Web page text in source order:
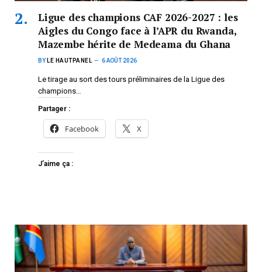
Ligue des champions CAF 2026-2027 : les
Aigles du Congo face à l’APR du Rwanda,
Mazembe hérite de Medeama du Ghana
BY LE HAUTPANEL 6 AOÛT 2026
Le tirage au sort des tours préliminaires de la Ligue des
champions…
Partager :
Facebook X
J’aime ça :